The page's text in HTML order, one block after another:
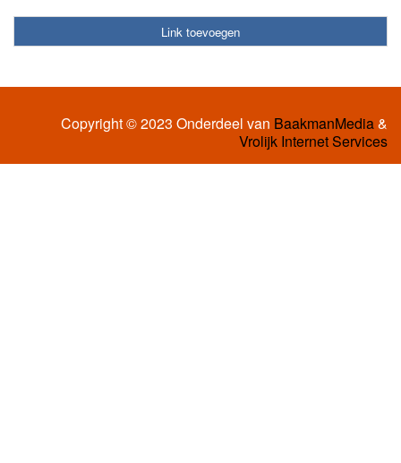
Link toevoegen
Copyright © 2023 Onderdeel van BaakmanMedia&
Vrolijk Internet Services